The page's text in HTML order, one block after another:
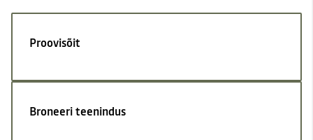
Proovisõit
Broneeri teenindus